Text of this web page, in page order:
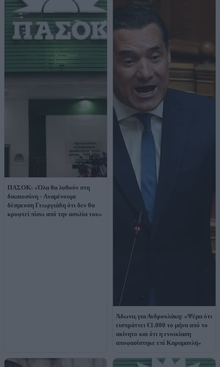
ΠΑΣΟΚ: «Όλα θα λυθούν στη
δικαιοσύνη - Aναμένουμε
δέσμευση Γεωργιάδη ότι δεν θα
κρυφτεί πίσω από την ασυλία του»
Άδωνις για Ανδρουλάκη: «Ψέμα ότι
εισπράττει €1.000 το μήνα από το
ακίνητο και ότι η ενοικίαση
αποφασίστηκε επί Καραμανλή»